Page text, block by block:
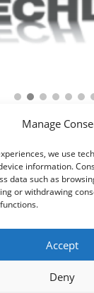
Manage
we use
information.
data such as
or withdrawing
Accept
Deny
Hungary Kft. Minden